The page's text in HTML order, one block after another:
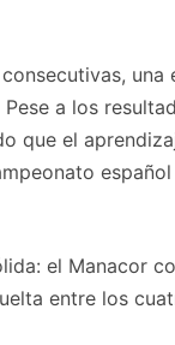
a los
que el
el Manacor
entre los